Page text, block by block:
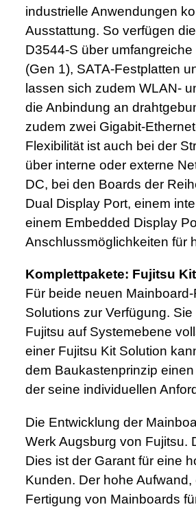
industrielle Anwendungen
Ausstattung. So verfügen
D3544-S über
(Gen 1), SATA-Festplatten
lassen sich zudem WLAN-
die Anbindung an
zudem zwei Gigabit-
Flexibilität ist auch bei der
über interne oder externe
DC, bei den Boards der
Dual Display Port, einem
einem Embedded Display
Anschlussmöglichkeiten für
Komplettpakete: Fujitsu
Für beide neuen
Solutions zur Verfügung.
Fujitsu auf Systemebene
einer Fujitsu Kit Solution
dem Baukastenprinzip
der seine individuellen
Die Entwicklung der
Werk Augsburg von Fujitsu.
Dies ist der Garant für eine
Kunden. Der hohe
Fertigung von Mainboards